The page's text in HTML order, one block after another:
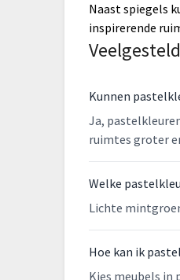
Naast spiegels
inspirerende
Kunnen
Ja,
ruimtes groter
Welke
Lichte
Hoe kan ik
Kies meubels in